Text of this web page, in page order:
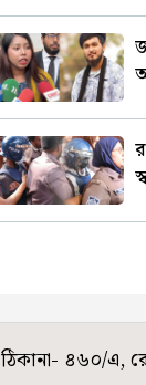
ঠিকানা- ৪৬০/এ,